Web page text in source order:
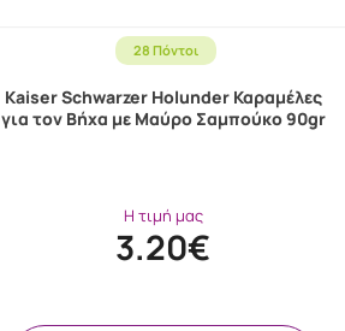
28 Πόντοι
Kaiser Schwarzer Holunder Καραμέλες
για τον Βήχα με Μαύρο Σαμπούκο 90gr
Η τιμή μας
3.20€